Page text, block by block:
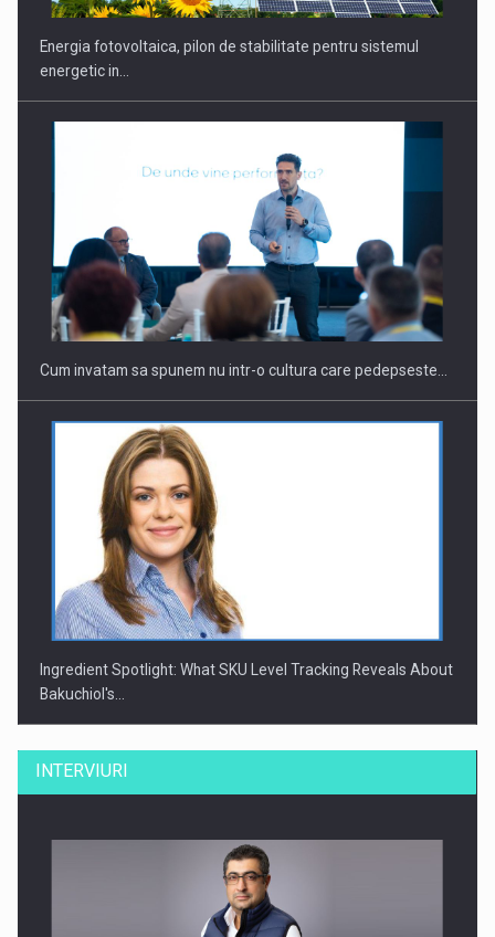
Webinar - Business Evolution-RETHINK STRATEGY-Finantare
Investitii Digitalizare
Energia fotovoltaica, pilon de stabilitate pentru sistemul
energetic in…
Cum invatam sa spunem nu intr-o cultura care pedepseste…
Ingredient Spotlight: What SKU Level Tracking Reveals About
Bakuchiol's…
INTERVIURI